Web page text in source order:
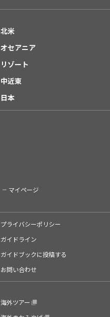
北米
オセアニア
リゾート
中近東
日本
マイページ
プライバシーポリシー
ガイドライン
ガイドブックに投稿する
お問い合わせ
海外ツアー